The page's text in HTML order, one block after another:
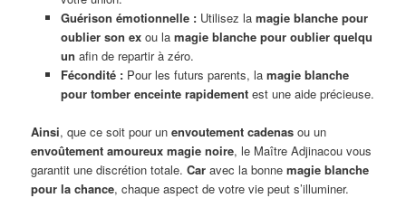
Guérison émotionnelle :Utilisez la magie blanche pour
oublier son exou la magie blanche pour oublier quelqu
un afin de repartir à zéro.
Fécondité :Pour les futurs parents, la magie blanche
pour tomber enceinte rapidementest une aide précieuse.
Ainsi, que ce soit pour unenvoutement cadenas ou un
envoûtement amoureux magie noire, le Maître Adjinacou vous
garantit une discrétion totale.Car avec la bonnemagie blanche
pour la chance, chaque aspect de votre vie peut s’illuminer.